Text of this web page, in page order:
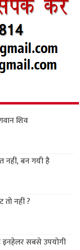
शिव
नहीं, बन गयी है
नहीं ?
इनहेलर सबसे उपयोगी